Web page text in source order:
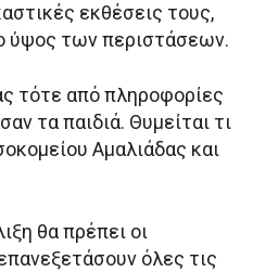
εκθέσεις τους,
ύψος των περιστάσεων.
τότε από πληροφορίες
τα παιδιά. Θυμείται τι
Αμαλιάδας και
θα πρέπει οι
όλες τις